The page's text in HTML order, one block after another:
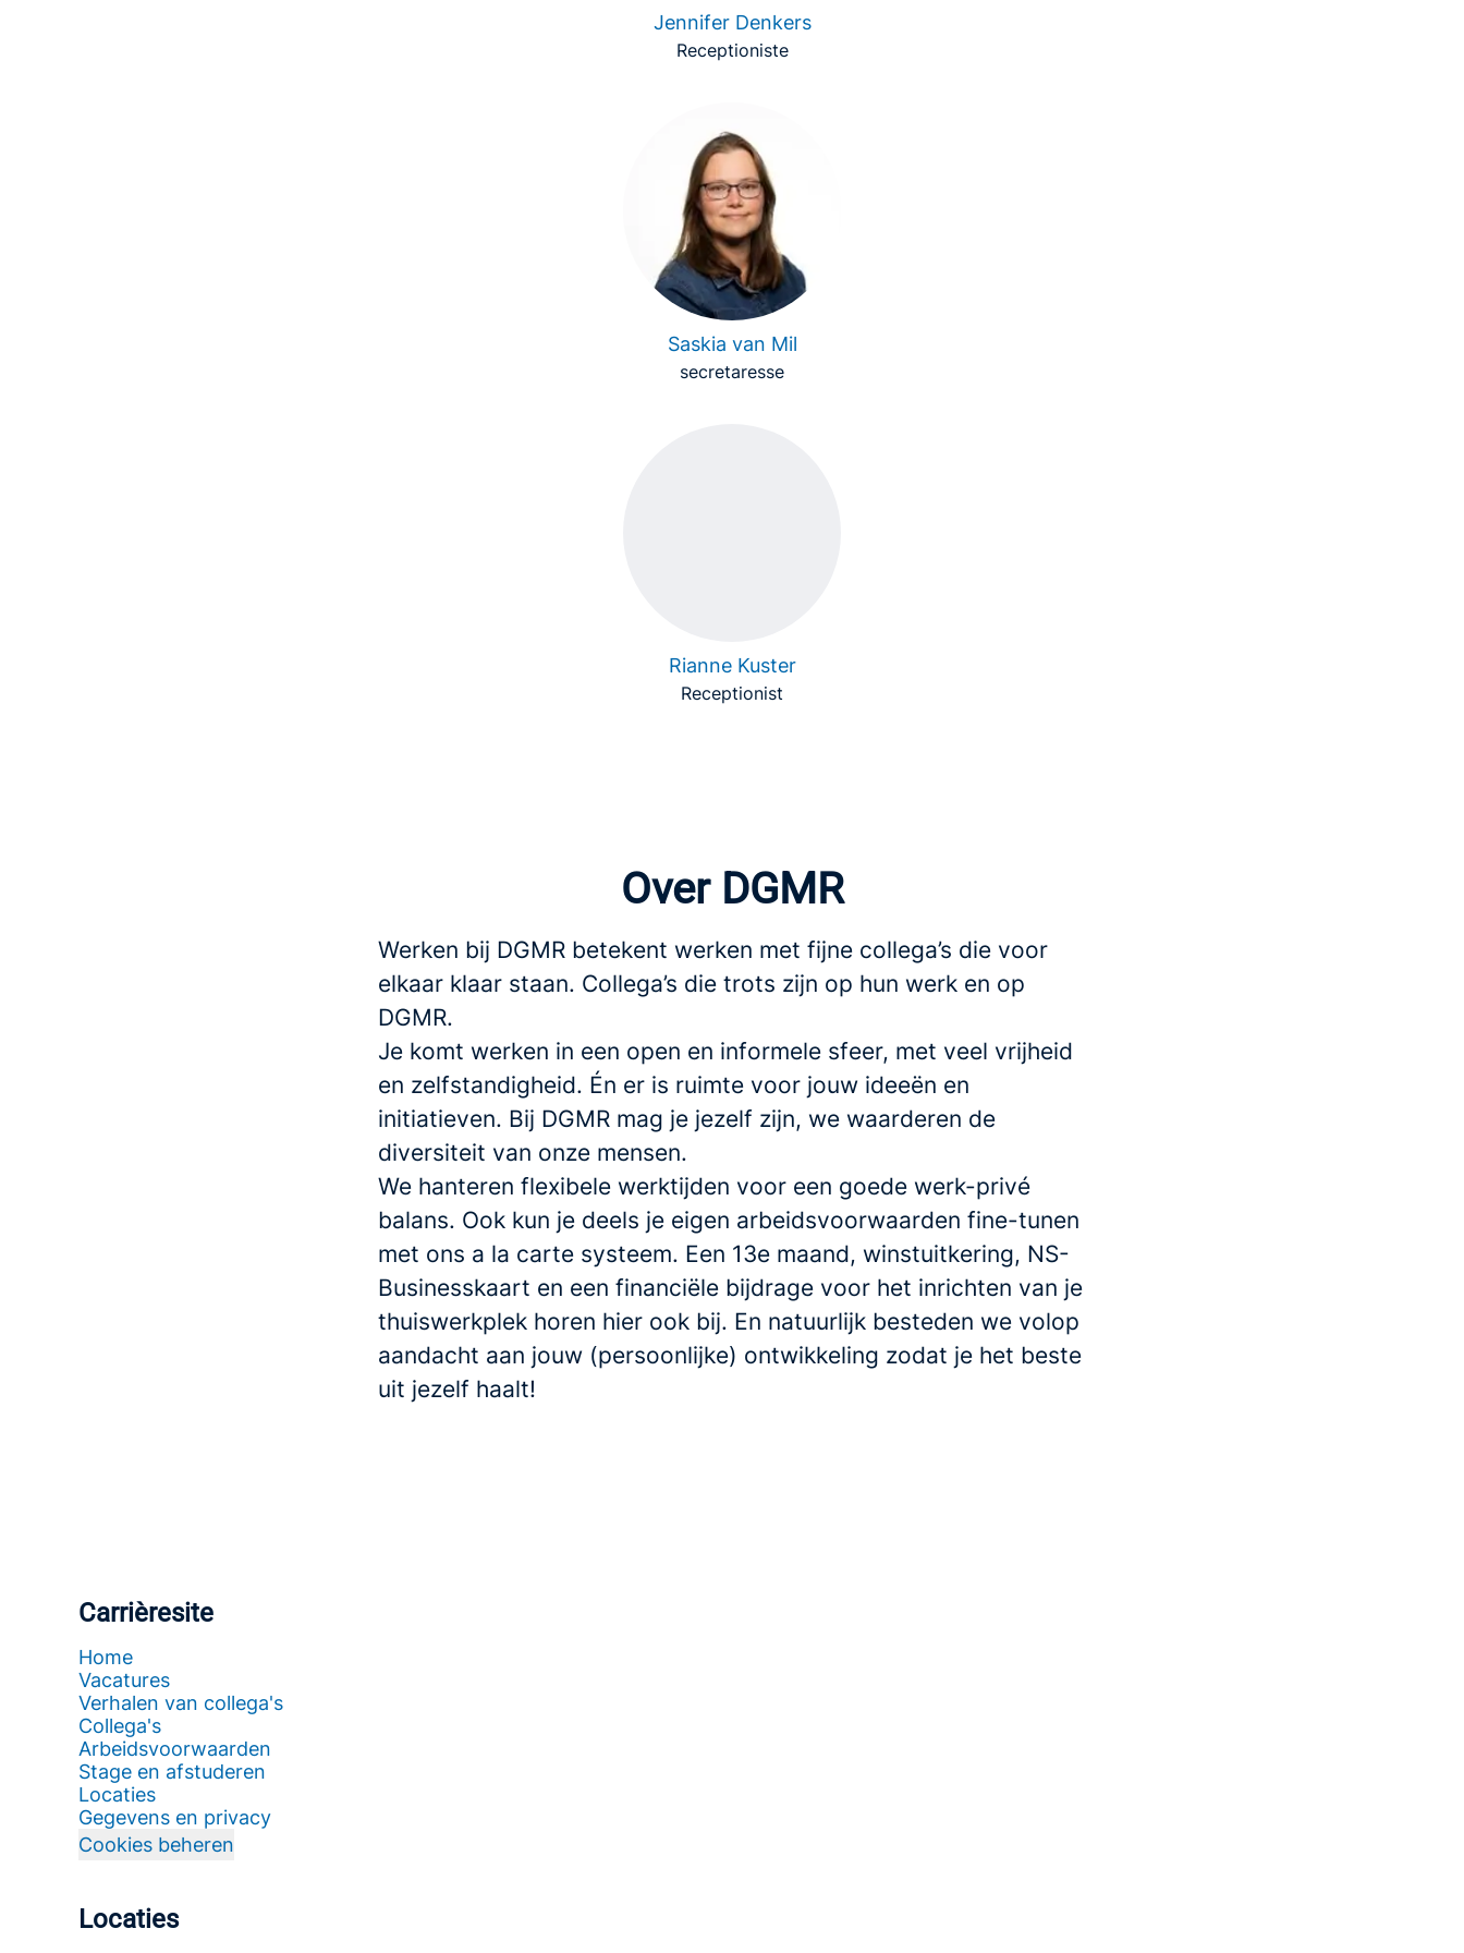
Jennifer Denkers
Receptioniste
Saskia van Mil
secretaresse
Rianne Kuster
Receptionist
Over DGMR
Werken bij DGMR betekent werken met fijne collega’s die voor
elkaar klaar staan. Collega’s die trots zijn op hun werk en op
DGMR.
Je komt werken in een open en informele sfeer, met veel vrijheid
en zelfstandigheid. Én er is ruimte voor jouw ideeën en
initiatieven. Bij DGMR mag je jezelf zijn, we waarderen de
diversiteit van onze mensen.
We hanteren flexibele werktijden voor een goede werk-privé
balans. Ook kun je deels je eigen arbeidsvoorwaarden fine-tunen
met ons a la carte systeem. Een 13e maand, winstuitkering, NS-
Businesskaart en een financiële bijdrage voor het inrichten van je
thuiswerkplek horen hier ook bij. En natuurlijk besteden we volop
aandacht aan jouw (persoonlijke) ontwikkeling zodat je het beste
uit jezelf haalt!
Carrièresite
Home
Vacatures
Verhalen van collega's
Collega's
Arbeidsvoorwaarden
Stage en afstuderen
Locaties
Gegevens en privacy
Cookies beheren
Locaties